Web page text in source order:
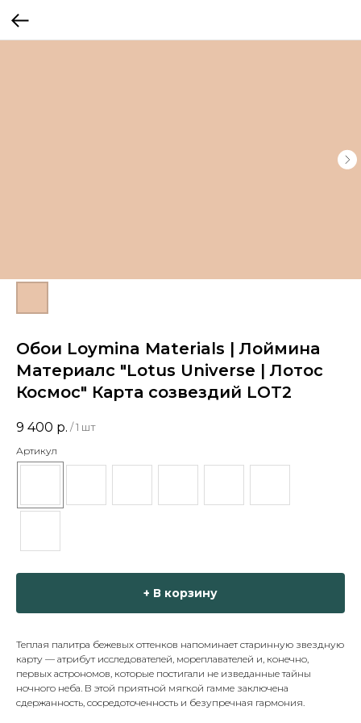
Обои Loymina Materials | Лоймина
Материалс "Lotus Universe | Лотос
Космос" Карта созвездий LOT2
9 400 р. / 1 шт
Артикул
+ В корзину
Теплая палитра бежевых оттенков напоминает старинную звездную
карту — атрибут исследователей, мореплавателей и, конечно,
первых астрономов, которые постигали не изведанные тайны
ночного неба. В этой приятной мягкой гамме заключена
сдержанность, сосредоточенность и безупречная гармония.